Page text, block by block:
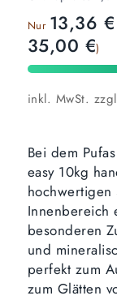
Nur 13,36 €
35,00 €)
inkl. MwSt.
Bei dem
easy 10kg
Innenbereich
besonderen
und
perfekt zum
zum Glätten